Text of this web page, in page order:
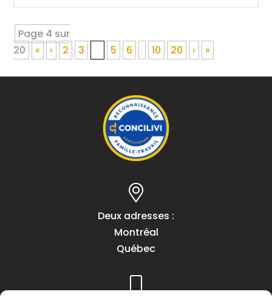
Page 4 sur
20
« ‹ 2 3 5 6 10 20 › »
Deux adresses :
Montréal
Québec